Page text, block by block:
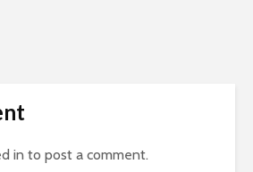
in to post a comment.